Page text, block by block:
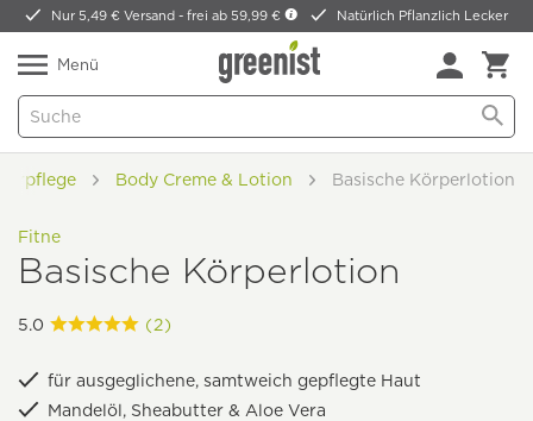
Nur 5,49 € Versand -frei ab 59,99 € Natürlich Pflanzlich Lecker
Menü
Body Creme & Lotion Basische Körperlotion
Fitne
Basische Körperlotion
5.0 (2)
für ausgeglichene, samtweich gepflegte Haut
Mandelöl, Sheabutter & Aloe Vera